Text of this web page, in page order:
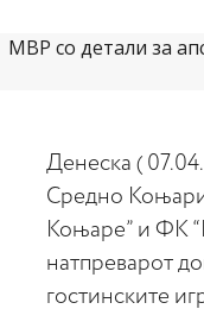
Денеска (
Средно
Коњаре” и ФК
натпреварот
гостинските